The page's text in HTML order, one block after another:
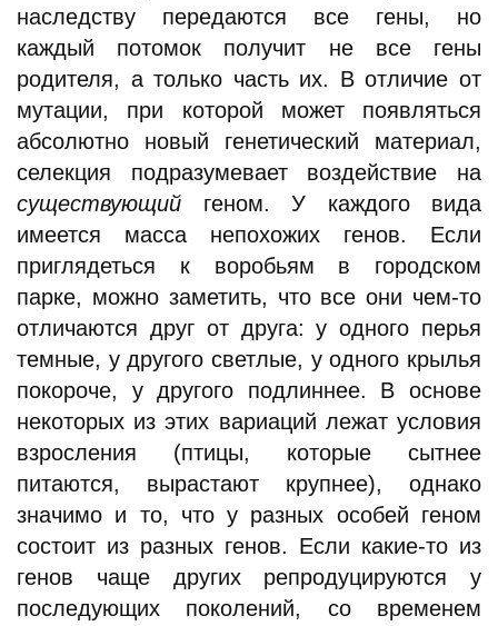
наследству передаются все гены, но
каждый потомок получит не все гены
родителя, а только часть их. В отличие от
мутации, при которой может появляться
абсолютно новый генетический материал,
селекция подразумевает воздействие на
существующий геном. У каждого вида
имеется масса непохожих генов. Если
приглядеться к воробьям в городском
парке, можно заметить, что все они чем-то
отличаются друг от друга: у одного перья
темные, у другого светлые, у одного крылья
покороче, у другого подлиннее. В основе
некоторых из этих вариаций лежат условия
взросления (птицы, которые сытнее
питаются, вырастают крупнее), однако
значимо и то, что у разных особей геном
состоит из разных генов. Если какие-то из
генов чаще других репродуцируются у
последующих поколений, со временем